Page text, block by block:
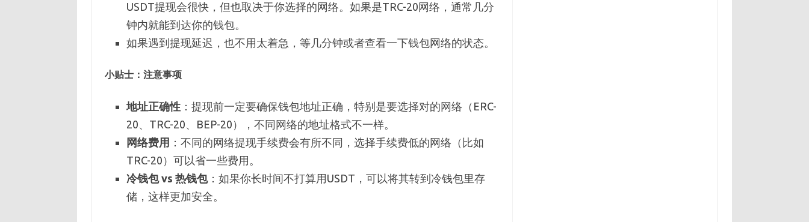
USDT提现会很快，但也取决于你选择的网络。如果是TRC-20网络，通常几分
钟内就能到达你的钱包。
如果遇到提现延迟，也不用太着急，等几分钟或者查看一下钱包网络的状态。
小贴士：注意事项
地址正确性：提现前一定要确保钱包地址正确，特别是要选择对的网络（ERC-
20、TRC-20、BEP-20），不同网络的地址格式不一样。
网络费用 ：不同的网络提现手续费会有所不同，选择手续费低的网络（比如
TRC-20）可以省一些费用。
冷钱包 vs 热钱包：如果你长时间不打算用USDT，可以将其转到冷钱包里存
储，这样更加安全。